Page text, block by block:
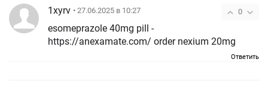
0
1xyrv • 27.06.2025 в 10:27
esomeprazole 40mg pill -
https://anexamate.com/ order nexium 20mg
Ответить